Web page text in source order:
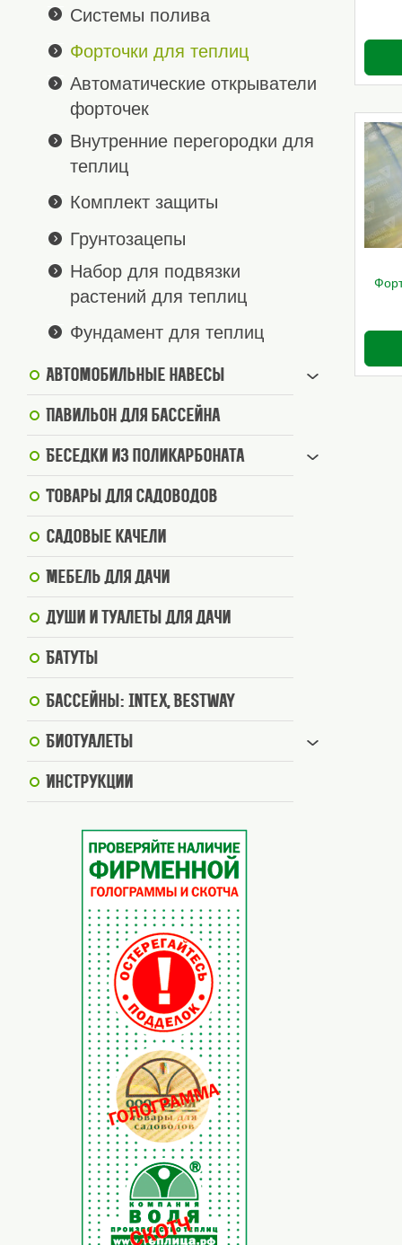
Системы полива
Форточки для теплиц
Автоматические открыватели
форточек
Внутренние перегородки для
теплиц
Комплект защиты
Грунтозацепы
Набор для подвязки
растений для теплиц
Фундамент для теплиц
Автомобильные навесы
Павильон для бассейна
Беседки из поликарбоната
Товары для садоводов
Садовые качели
Мебель для дачи
Души и туалеты для дачи
Батуты
Бассейны: Intex, BestWay
Биотуалеты
Инструкции